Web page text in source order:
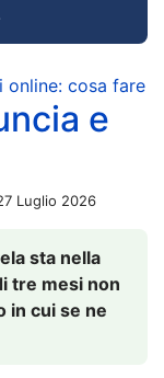
cosa fare
e
Luglio 2026
sta nella
tre mesi non
in cui se ne